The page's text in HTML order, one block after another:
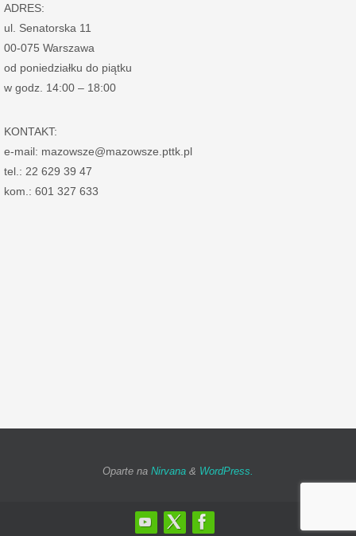
ADRES:
ul. Senatorska 11
00-075 Warszawa
od poniedziałku do piątku
w godz. 14:00 – 18:00
KONTAKT:
e-mail: mazowsze@mazowsze.pttk.pl
tel.: 22 629 39 47
kom.: 601 327 633
Oparte na Nirvana & WordPress.